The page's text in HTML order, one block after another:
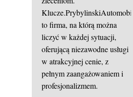
Klucze.PrybylinskiAutomobile
to firma, na którą można
liczyć w każdej sytuacji,
oferującą niezawodne usługi
w atrakcyjnej cenie, z
pełnym zaangażowaniem i
profesjonalizmem.